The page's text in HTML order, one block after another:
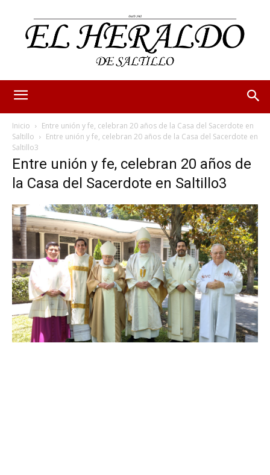
Inicio
Entre unión y fe, celebran 20 años de la Casa del Sacerdote en
Saltillo
Entre unión y fe, celebran 20 años de la Casa del Sacerdote en
Saltillo3
Entre unión y fe, celebran 20 años de
la Casa del Sacerdote en Saltillo3